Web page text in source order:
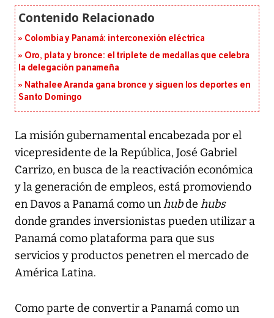
Colombia y Panamá: interconexión eléctrica
Oro, plata y bronce: el triplete de medallas que celebra
la delegación panameña
Nathalee Aranda gana bronce y siguen los deportes en
Santo Domingo
La misión gubernamental encabezada por el
vicepresidente de la República, José Gabriel
Carrizo, en busca de la reactivación económica
y la generación de empleos, está promoviendo
en Davos a Panamá como unhubde hubs
donde grandes inversionistas pueden utilizar a
Panamá como plataforma para que sus
servicios y productos penetren el mercado de
América Latina.
Como parte de convertir a Panamá como un